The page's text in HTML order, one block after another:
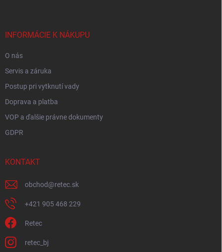
INFORMÁCIE K NÁKUPU
O nás
Servis a záruka
Postup pri vytknutí vady
Doprava a platba
VOP a ďalšie právne dokumenty
GDPR
KONTAKT
obchod@retec.sk
+421 905 468 229
Retec
retec_bj